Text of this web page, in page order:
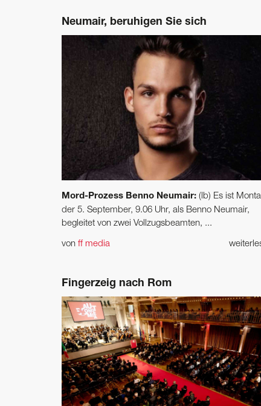
Neumair, beruhigen Sie sich
Mord-Prozess Benno Neumair: (lb) Es ist
der 5. September, 9.06 Uhr, als Benno Neumair,
begleitet von zwei Vollzugsbeamten, ...
von ff media
Fingerzeig nach Rom